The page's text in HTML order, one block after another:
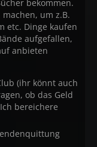
bekommen.
um z.B.
etc. Dinge kaufen
aufgefallen,
anbieten
(ihr könnt auch
ob das Geld
bereichere